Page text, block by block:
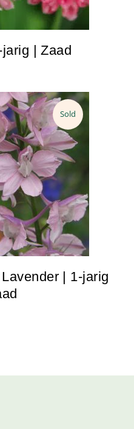
| Zaad
Sold
| 1-jarig